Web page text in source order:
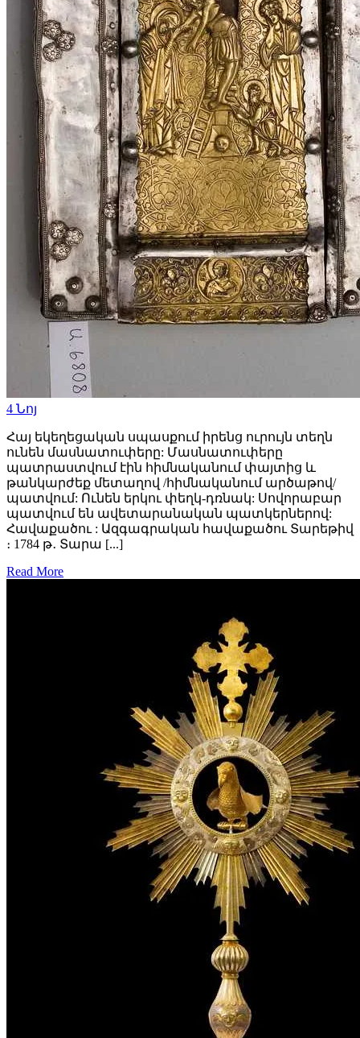
4 Նոյ
Հայ եկեղեցական սպասքում իրենց ուրույն տեղն
ունեն մասնատուփերը: Մասնատուփերը
պատրաստվում էին հիմնականում փայտից և
թանկարժեք մետաղով /հիմնականում արծաթով/
պատվում: Ունեն երկու փեղկ-դռնակ: Սովորաբար
պատվում են ավետարանական պատկերներով:
Հավաքածու : Ազգագրական հավաքածու Տարեթիվ
։ 1784 թ․ Տարա [...]
Read More